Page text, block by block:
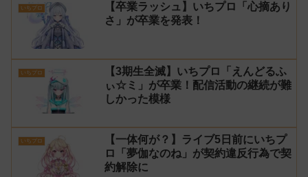
いちプロ
【卒業ラッシュ】いちプロ「心摘あり
さ」が卒業を発表！
いちプロ
【3期生全滅】いちプロ「えんどるふ
ぃ☆ミ」が卒業！配信活動の継続が難
しかった模様
いちプロ
【一体何が？】ライブ5日前にいちプ
ロ「夢伽なのね」が契約違反行為で契
約解除に